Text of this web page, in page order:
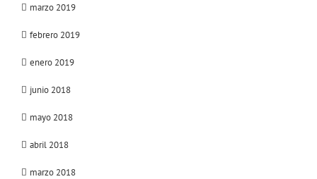
marzo 2019
febrero 2019
enero 2019
junio 2018
mayo 2018
abril 2018
marzo 2018